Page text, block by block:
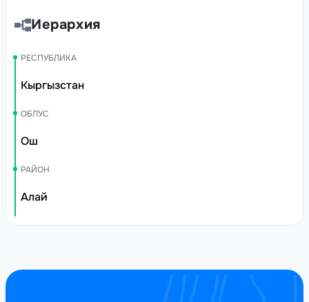
Иерархия
РЕСПУБЛИКА
Кыргызстан
ОБЛУС
Ош
РАЙОН
Алай